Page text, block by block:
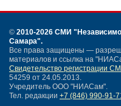
© 2010-2026 СМИ
Самара".
Все права защищены —
материалов и ссылка на
Свидетельство регистрации
54259 от 24.05.2013.
Учредитель ООО "НИАСам".
Тел. редакции +7 (846) 990-91-